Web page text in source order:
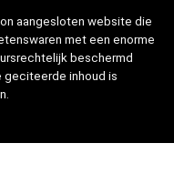
aangesloten website die
met een enorme
beschermd
geciteerde inhoud is